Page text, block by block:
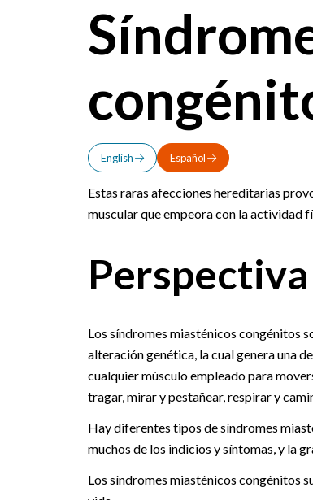
English Español
Estas raras afecciones hereditarias
muscular que empeora con la actividad
Los síndromes miasténicos congénitos
alteración genética, la cual genera una
cualquier músculo empleado para
tragar, mirar y pestañear, respirar y
Hay diferentes tipos de síndromes
muchos de los indicios y síntomas, y la
Los síndromes miasténicos congénitos